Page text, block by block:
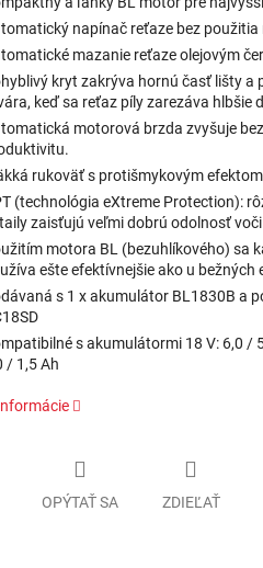
napínač reťaze bez použitia
mazanie reťaze olejovým
kryt zakrýva hornú časť lišty a
keď sa reťaz píly zarezáva hlbšie
motorová brzda zvyšuje
rukoväť s protišmykovým
(technológia eXtreme Protection):
zaisťujú veľmi dobrú odolnosť
motora BL (bezuhlíkového) sa
ešte efektívnejšie ako u bežných
s 1 x akumulátor BL1830B a
s akumulátormi 18 V: 6,0 /
/ 1,5 Ah
OPÝTAŤ SA ZDIEĽAŤ